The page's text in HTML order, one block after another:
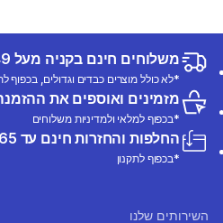
משלוחים חינם בקניה מעל 249 ש"ח
*לא כולל מוצרים כבדים וגדולים, בכפוף
מזמינים ואוספים את
*בכפוף למלאי ולמדיניות משלוחים
החלפות והחזרות חינם עד 365 ימים ממועד הרכישה
*בכפוף לתקנון
השירותים שלנו